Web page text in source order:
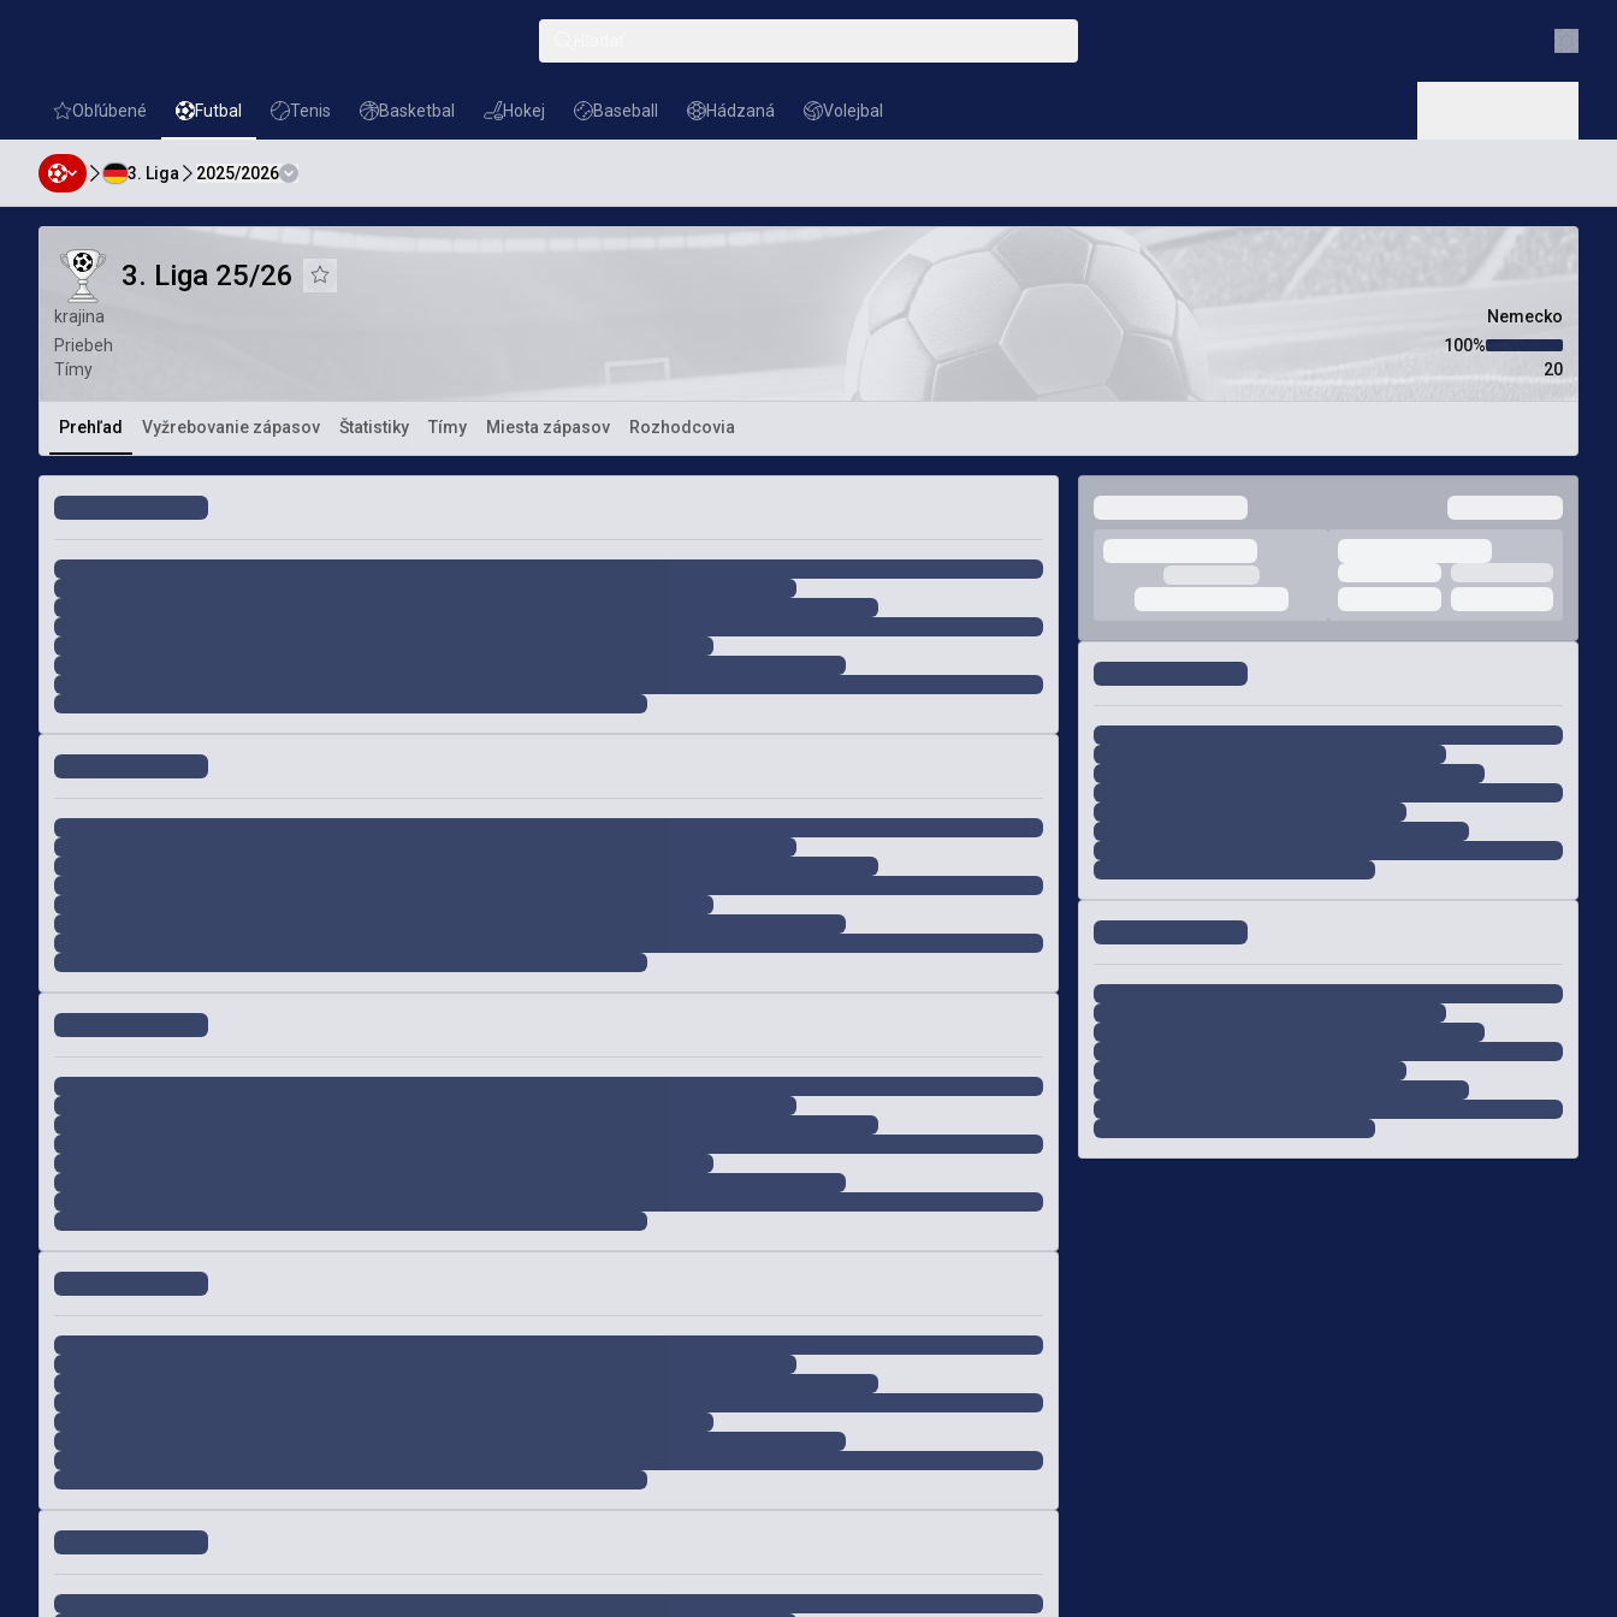
favorites
Obľúbené
Futbal
Futbal
Tenis
Tenis
Basketbal
Basketbal
Hokej
Hokej
Baseball
Baseball
Hádzaná
Hádzaná
Volejbal
Volejbal
3. Liga 2025/2026
3. Liga 25/26
3. Liga 25/263. Liga 25/26
Pridať k obľúbeným
krajina
Nemecko
Priebeh
100‏%
Tímy
20
Prehľad Vyžrebovanie zápasov Štatistiky Tímy Miesta zápasov Rozhodcovia